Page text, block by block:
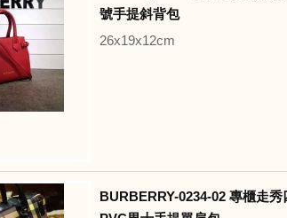
號手提斜背包
26x19x12cm
BURBERRY-0234-02 專櫃走